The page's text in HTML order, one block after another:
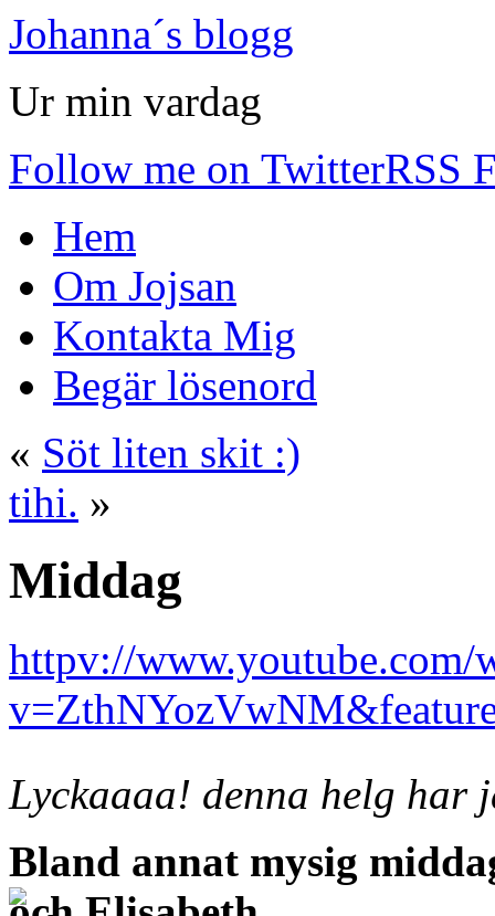
Johanna´s blogg
Ur min vardag
Follow me on TwitterRSS
Hem
Om Jojsan
Kontakta Mig
Begär lösenord
« Söt liten skit :)
tihi. »
Middag
httpv://www.youtube.com/
Lyckaaaa! denna helg har
Bland annat mysig